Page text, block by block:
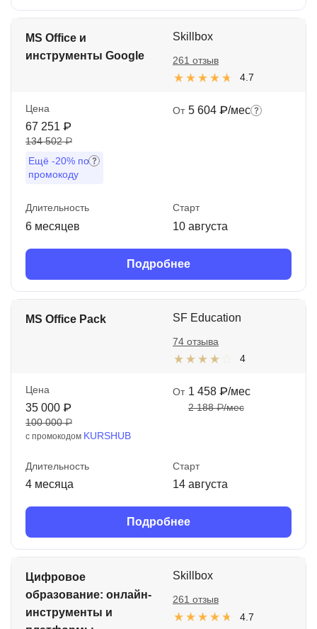
MS Office и
инструменты Google
Skillbox
4.7
261 отзыв
Цена
67 251 ₽
134 502 ₽
Ещё -20% по
промокоду
От 5 604 ₽/мес
Длительность
6 месяцев
Старт
10 августа
Подробнее
MS Office Pack SF Education
4
74 отзыва
Цена
35 000 ₽
100 000 ₽
с промокодом KURSHUB
От 1 458 ₽/мес
2 188 ₽/мес
Длительность
4 месяца
Старт
14 августа
Подробнее
Цифровое
образование: онлайн-
инструменты и
Skillbox
4.7
261 отзыв